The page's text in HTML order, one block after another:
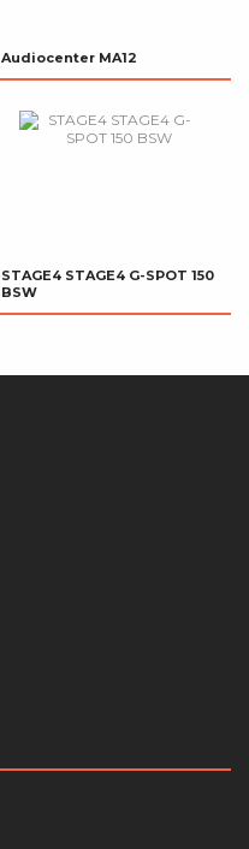
Audiocenter MA12
STAGE4 STAGE4 G-SPOT 150
BSW